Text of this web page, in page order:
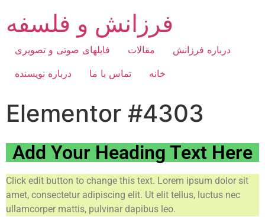
فرزانش و فلسفه
فایلهای صوتی و تصویری مقالات
درباره فرزانش
درباره نویسنده
تماس با ما خانه
Elementor #4303
Add Your Heading Text Here
Click edit button to change this text. Lorem ipsum dolor sit
amet, consectetur adipiscing elit. Ut elit tellus, luctus nec
ullamcorper mattis, pulvinar dapibus leo.